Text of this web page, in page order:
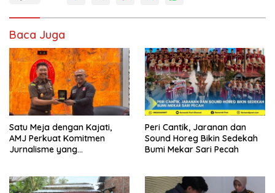
Baca Juga
Satu Meja dengan Kajati,
AMJ Perkuat Komitmen
Jurnalisme yang
Peri Cantik, Jaranan dan
Sound Horeg Bikin Sedekah
Bumi Mekar Sari Pecah